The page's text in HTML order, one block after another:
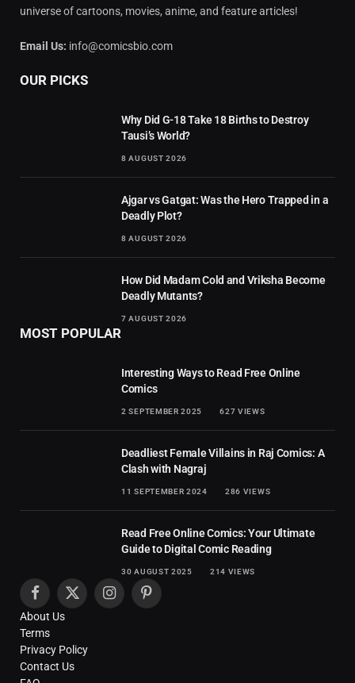
universe of cartoons, movies, anime, and feature articles!
Email Us: info@comicsbio.com
OUR PICKS
Why Did G-18 Take 18 Births to Destroy
Tausi’s World?
8 AUGUST 2026
Ajgar vs Gatgat: Was the Hero Trapped in a
Deadly Plot?
8 AUGUST 2026
How Did Madam Cold and Vriksha Become
Deadly Mutants?
7 AUGUST 2026
MOST POPULAR
Interesting Ways to Read Free Online
Comics
2 SEPTEMBER 2025 627VIEWS
Deadliest Female Villains in Raj Comics: A
Clash with Nagraj
11 SEPTEMBER 2024 286 VIEWS
Read Free Online Comics: Your Ultimate
Guide to Digital Comic Reading
30 AUGUST 2025 214 VIEWS
Facebook
X
InstagramPinterest
About Us
Terms
Privacy Policy
Contact Us